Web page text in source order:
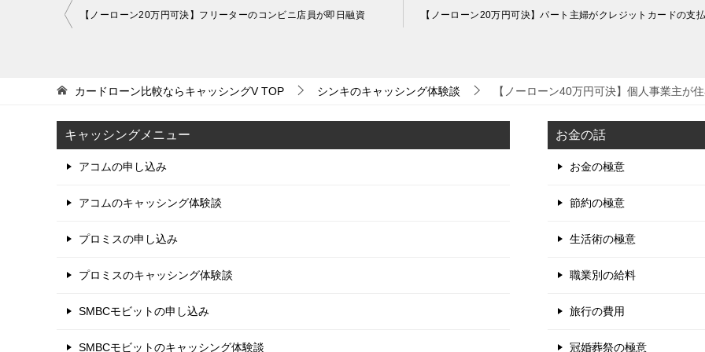
投
ビ
ー
シ
ン
【ノーローン20万円可決】フリーターのコンビニ店員が即日融資 【ノーローン20万円可決】パート主婦がクレジットカードの支
カードローン比較ならキャッシングVTOP シンキのキャッシング体験談 【ノーローン40万円可決】個人事業主が
キャッシングメニュー
アコムの申し込み
アコムのキャッシング体験談
プロミスの申し込み
プロミスのキャッシング体験談
SMBCモビットの申し込み
SMBCモビットのキャッシング体験談
お金の話
お金の極意
節約の極意
生活術の極意
職業別の給料
旅行の費用
冠婚葬祭の極意